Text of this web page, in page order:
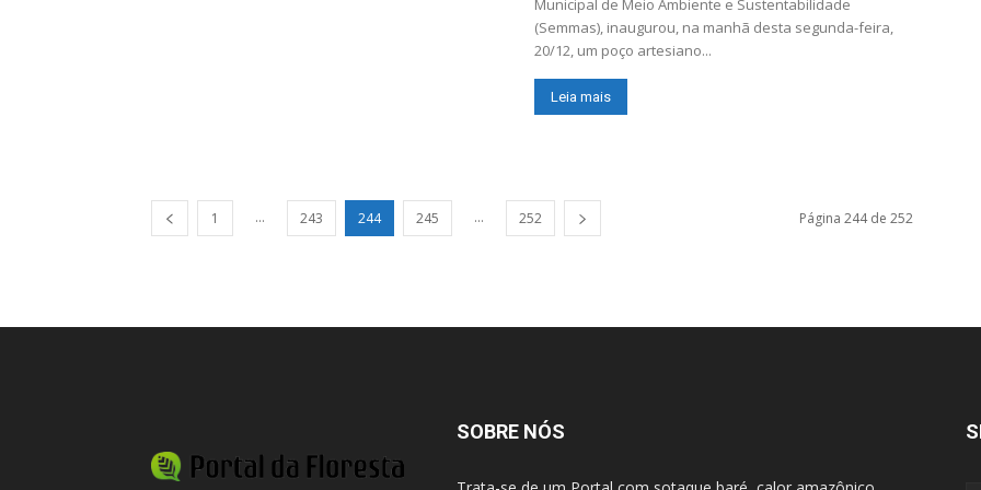
Municipal de Meio Ambiente e Sustentabilidade
(Semmas), inaugurou, na manhã desta segunda-feira,
20/12, um poço artesiano...
Leia mais
1 ... 243 244 245 ... 252 Página 244 de 252
SOBRE NÓS